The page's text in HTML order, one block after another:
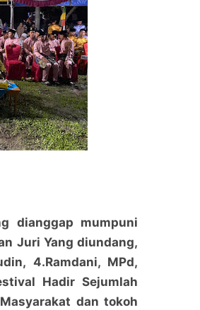
Pemdes Pangkalan Nyirih
Kesenian Kompang Al
ke media lain
dianggap mumpuni
Juri Yang diundang,
4.Ramdani, MPd,
Hadir Sejumlah
dan tokoh
Pemdes Pangkalan Nyirih
Kesenian Kompang Al
ke media lain